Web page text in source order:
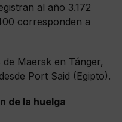
al año 3.172
corresponden a
Maersk en Tánger,
Port Said (Egipto).
de la huelga